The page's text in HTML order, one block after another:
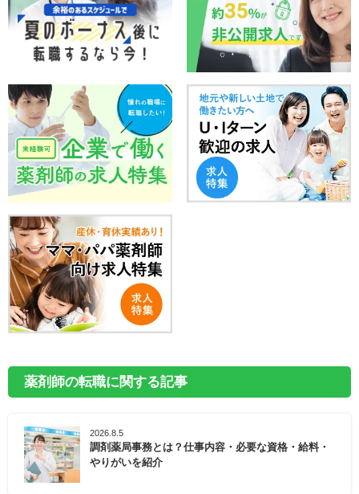
薬剤師の転職に関する記事
2026.8.5
調剤薬局事務とは？仕事内容・必要な資格・給料・
やりがいを紹介